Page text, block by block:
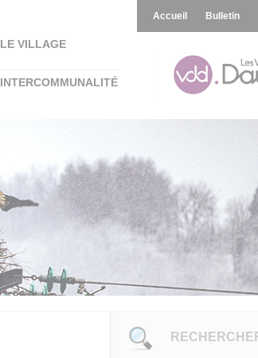
Accueil Bulletin
LE VILLAGE
INTERCOMMUNALITÉ